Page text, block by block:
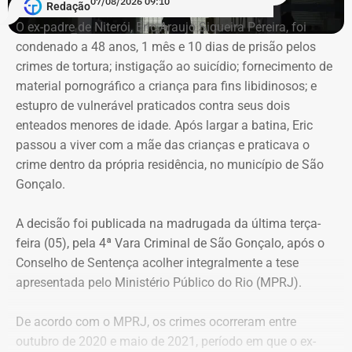
por duas restritivas de direitos.
Taninho teve seu mandato cassado
em 2015
Em 2012, Taninho foi reeleito, disputando o cargo pelo
PSD. Sua primeira vitória nas urnas se deu em 2008, pelo
PSDB.
Mendonça, foram cassados após uma decisão do
Tribunal Superior Eleitoral (TSE) apontar que o prefeito
“desvirtuou propaganda institucional e utilizou recursos
públicos de forma desproporcional”. Na época, os votos
anulados.
Redação
O ex-padre de Niterói, Eric Araujo Siqueira Pereira, foi
condenado a 48 anos, 1 mês e 10 dias de prisão pelos
crimes de tortura; instigação ao suicídio; fornecimento de
material pornográfico a criança para fins libidinosos; e
estupro de vulnerável praticados contra seus dois
enteados menores de idade. Após largar a batina, Eric
passou a viver com a mãe das crianças e praticava o
crime dentro da própria residência, no município de São
Gonçalo.
A decisão foi publicada na madrugada da última terça-
feira (05), pela 4ª Vara Criminal de São Gonçalo, após o
Conselho de Sentença acolher integralmente a tese
apresentada pelo Ministério Público do Rio (MPRJ).
De acordo com o MPRJ, os crimes ocorreram entre
outubro de 2020 e maio de 2021, período em que o ex-